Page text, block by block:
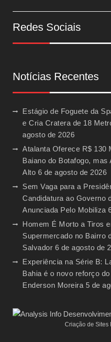
Redes Sociais
Notícias Recentes
Estágio de Foguete da
e Cria Cratera de 18
agosto de 2026
Atalanta Oferece R$ 130
Baiano do Botafogo,
Alto 6 de agosto de 2026
Sem Vaga para a
Candidatura ao Governo
Anunciada Pelo Mobiliza
Homem É Morto a Tiros
Supermercado no Bairro
Salvador 6 de agosto de
Experiência na Série B:
Bahia é o novo reforço
Enderson Moreira 5 de
Criação de Sites